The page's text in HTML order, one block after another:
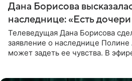
Дана Борисова
наследнице: «Есть
Телеведущая Дана Борисова
заявление о наследнице Полине
может задеть ее чувства. В